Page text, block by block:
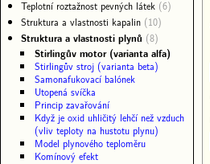
Teplotní roztažnost pevných látek (6)
Struktura a vlastnosti kapalin (10)
Struktura a vlastnosti plynů (8)
Stirlingův motor (varianta alfa)
Stirlingův stroj (varianta beta)
Samonafukovací balónek
Utopená svíčka
Princip zavařování
Když je oxid uhličitý lehčí než vzduch
(vliv teploty na hustotu plynu)
Model plynového teploměru
Komínový efekt